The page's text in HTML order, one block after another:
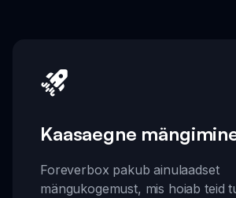
Kaasaegne
Foreverbox pakub ainulaadset
mängukogemust, mis hoiab teid